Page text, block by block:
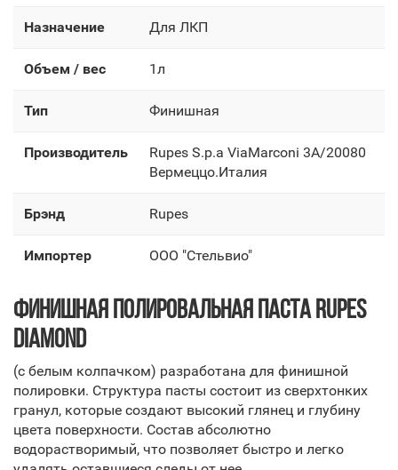
Назначение Для ЛКП
Объем / вес 1л
Тип Финишная
Производитель
Rupes S.p.a ViaMarconi 3A/20080
Вермеццо.Италия
Брэнд Rupes
Импортер OOO "Стельвио"
ФИНИШНАЯ ПОЛИРОВАЛЬНАЯ ПАСТА RUPES
DIAMOND
(с белым колпачком) разработана для финишной
полировки. Структура пасты состоит из сверхтонких
гранул, которые создают высокий глянец и глубину
цвета поверхности. Состав абсолютно
водорастворимый, что позволяет быстро и легко